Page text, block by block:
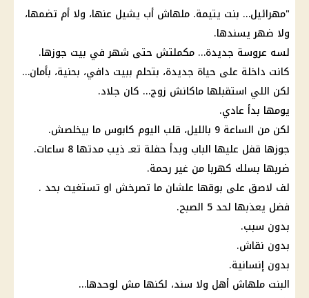
"مهرائيل… بنت يتيمة. ملهاش أب يشيل عنها، ولا أم تضمها،
ولا ضهر يسندها.
لسه عروسة جديدة… مكملتش حتى شهر في بيت جوزها.
كانت داخلة على حياة جديدة، بتحلم ببيت دافي، بحنية، بأمان…
لكن اللي استقبلها ماكانش زوج… كان جلاد.
يومها بدأ عادي.
لكن من الساعة 9 بالليل، قلب اليوم كابوس ما بيخلصش.
جوزها قفل عليها الباب وبدأ حفلة تعـ ذيب مدتها 8 ساعات.
ضربها بسلك كهربا من غير رحمة.
لف لاصق على بوقها علشان ما تصرخش او تستغيث بحد .
فضل يعذبها لحد 5 الصبح.
بدون سبب.
بدون نقاش.
بدون إنسانية.
البنت ملهاش أهل ولا سند، لكنها مش لوحدها…